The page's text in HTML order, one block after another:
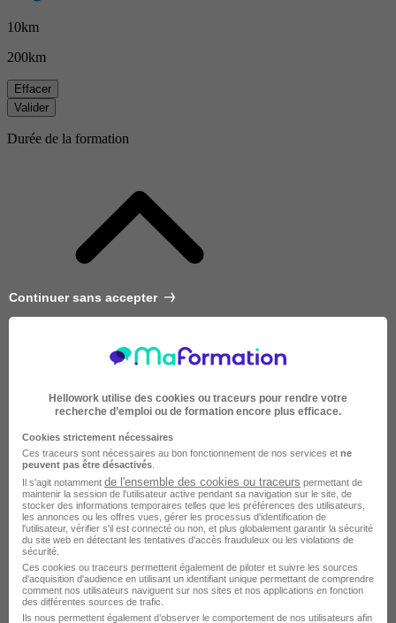
10km
200km
Effacer
Valider
Durée de la formation
Très courte
Continuer sans accepter
Hellowork utilise des cookies ou traceurs pour rendre votre
recherche d’emploi ou de formation encore plus efficace.
Cookies strictement nécessaires
Ces traceurs sont nécessaires au bon fonctionnement de nos services et ne
peuvent pas être désactivés
Il s'agit notamment de l'ensemble des cookies ou traceurs permettant de
maintenir la session de l'utilisateur active pendant sa navigation sur le site, de
stocker des informations temporaires telles que les préférences des utilisateurs,
les annonces ou les offres vues, gérer les processus d'identification de
l'utilisateur, vérifier s'il est connecté ou non, et plus globalement garantir la sécurité
du site web en détectant les tentatives d'accès frauduleux ou les violations de
sécurité.
Ces cookies ou traceurs permettent également de piloter et suivre les sources
d'acquisition d'audience en utilisant un identifiant unique permettant de comprendre
comment nos utilisateurs naviguent sur nos sites et nos applications en fonction
des différentes sources de trafic.
Ils nous permettent également d’observer le comportement de nos utilisateurs afin